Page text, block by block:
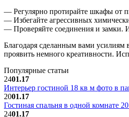
— Регулярно протирайте шкафы от
— Избегайте агрессивных
— Проверяйте соединения и замки.
Благодаря сделанным вами усилиям
проявить немного креативности.
Популярные статьи
2401.17
Интерьер гостиной 18 кв м фото в
2001.17
Гостиная спальня в одной комнате
2401.17